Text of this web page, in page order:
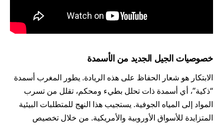
خصوصيات الجيل الجديد من الأسمدة
الابتكار هو شعار الحفاظ على هذه الريادة. يطور المغرب أسمدة
“ذكية”، أي أسمدة ذات تحلل بطيء ومحكم، تقلل من تسرب
المواد إلى المياه الجوفية. يستجيب هذا النهج للمتطلبات البيئية
المتزايدة للأسواق الأوروبية والأمريكية. من خلال تخصيص